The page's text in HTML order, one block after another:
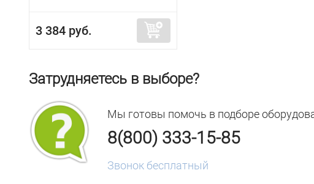
3 384 руб.
Затрудняетесь в выборе?
Мы готовы помочь в подборе
8(800) 333-15-85
Звонок бесплатный